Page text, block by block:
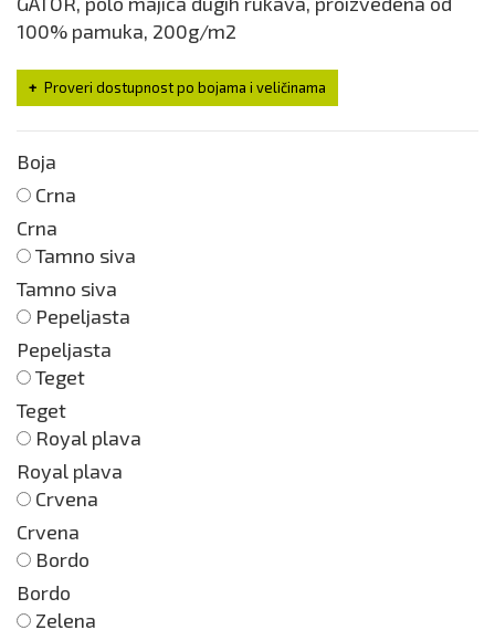
100% pamuka, 200g/m2
Proveri dostupnost po bojama i veličinama
Boja
Crna
Crna
Tamno siva
Tamno siva
Pepeljasta
Pepeljasta
Teget
Teget
Royal plava
Royal plava
Crvena
Crvena
Bordo
Bordo
Zelena